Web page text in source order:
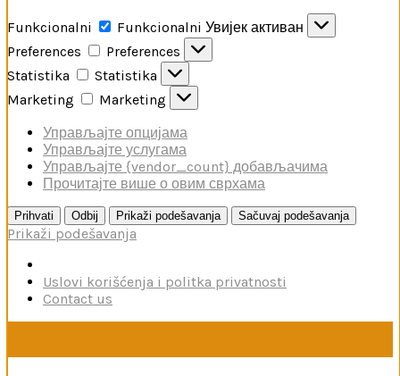
Funkcionalni Funkcionalni Увијек активан
Preferences
Preferences
Statistika
Statistika
Marketing
Marketing
Управљајте опцијама
Управљајте услугама
Управљајте {vendor_count} добављачима
Прочитајте више о овим сврхама
Prihvati Odbij Prikaži podešavanja Sačuvaj podešavanja
Prikaži podešavanja
Uslovi korišćenja i politka privatnosti
Contact us